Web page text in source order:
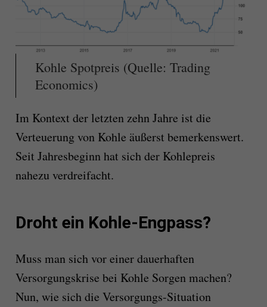
Kohle Spotpreis (Quelle: Trading
Economics)
Im Kontext der letzten zehn Jahre ist die
Verteuerung von Kohle äußerst bemerkenswert.
Seit Jahresbeginn hat sich der Kohlepreis
nahezu verdreifacht.
Droht ein Kohle-Engpass?
Muss man sich vor einer dauerhaften
Versorgungskrise bei Kohle Sorgen machen?
Nun, wie sich die Versorgungs-Situation